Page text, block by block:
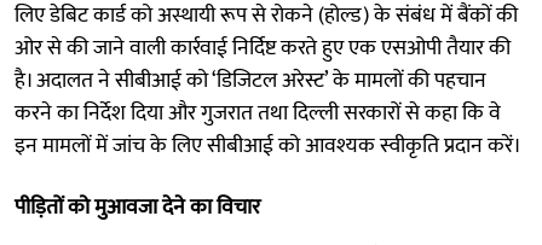
लिए डेबिट कार्ड को अस्थायी रूप से रोकने (होल्ड) के संबंध में बैंकों की
ओर से की जाने वाली कार्रवाई निर्दिष्ट करते हुए एक एसओपी तैयार की
है। अदालत ने सीबीआई को ‘डिजिटल अरेस्ट’ के मामलों की पहचान
करने का निर्देश दिया और गुजरात तथा दिल्ली सरकारों से कहा कि वे
इन मामलों में जांच के लिए सीबीआई को आवश्यक स्वीकृति प्रदान करें।
पीड़ितों को मुआवजा देने का विचार